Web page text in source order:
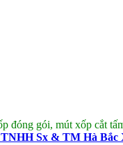
đóng gói, mút xốp cắt
Sx & TM Hà Bắc